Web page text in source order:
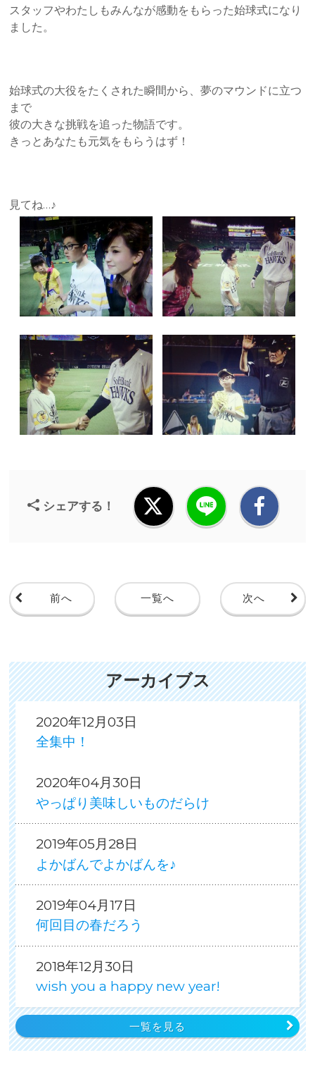
スタッフやわたしもみんなが感動をもらった始球式になり
ました。
始球式の大役をたくされた瞬間から、夢のマウンドに立つ
まで
彼の大きな挑戦を追った物語です。
きっとあなたも元気をもらうはず！
見てね…♪
シェアする！
前へ 一覧へ 次へ
アーカイブス
2020年12月03日
全集中！
2020年04月30日
やっぱり美味しいものだらけ
2019年05月28日
よかばんでよかばんを♪
2019年04月17日
何回目の春だろう
2018年12月30日
wish you a happy new year!
一覧を見る